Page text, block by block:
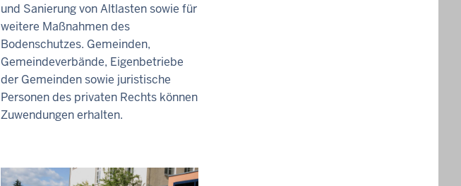
und Sanierung von Altlasten sowie für
weitere Maßnahmen des
Bodenschutzes. Gemeinden,
Gemeindeverbände, Eigenbetriebe
der Gemeinden sowie juristische
Personen des privaten Rechts können
Zuwendungen erhalten.